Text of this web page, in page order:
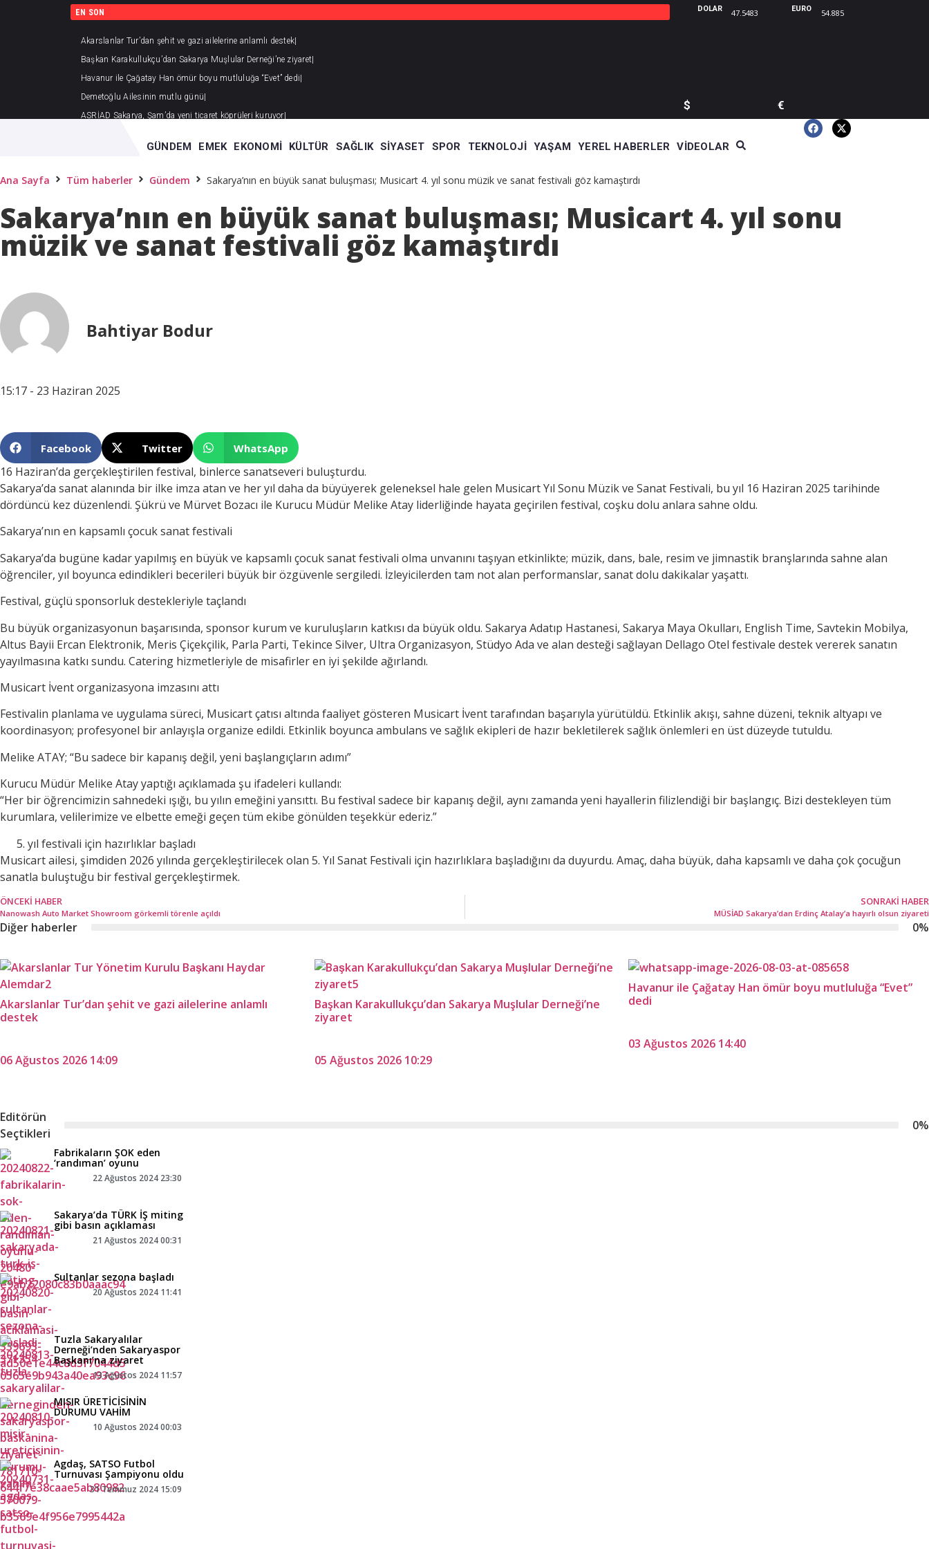
EN SON
Akarslanlar Tur’dan şehit ve gazi ailelerine anlamlı destek
Başkan Karakullukçu’dan Sakarya Muşlular Derneği’ne ziyaret
Havanur ile Çağatay Han ömür boyu mutluluğa “Evet” dedi
Demetoğlu Ailesinin mutlu günü
ASRİAD Sakarya, Şam’da yeni ticaret köprüleri kuruyor
$
DOLAR 47.5483
€
EURO 54.885
GÜNDEM EMEK EKONOMI KÜLTÜR SAĞLIK SIYASET SPOR TEKNOLOJI YAŞAM YEREL HABERLER VIDEOLAR
Ana Sayfa Tüm haberler Gündem Sakarya’nın en büyük sanat buluşması; Musicart 4. yıl sonu müzik ve sanat festivali göz kamaştırdı
Sakarya’nın en büyük sanat buluşması; Musicart 4. yıl sonu
müzik ve sanat festivali göz kamaştırdı
Bahtiyar Bodur
15:17 - 23 Haziran 2025
Facebook Twitter WhatsApp
16 Haziran’da gerçekleştirilen festival, binlerce sanatseveri buluşturdu.
Sakarya’da sanat alanında bir ilke imza atan ve her yıl daha da büyüyerek geleneksel hale gelen Musicart Yıl Sonu Müzik ve Sanat Festivali, bu yıl 16 Haziran 2025 tarihinde
dördüncü kez düzenlendi. Şükrü ve Mürvet Bozacı ile Kurucu Müdür Melike Atay liderliğinde hayata geçirilen festival, coşku dolu anlara sahne oldu.
Sakarya’nın en kapsamlı çocuk sanat festivali
Sakarya’da bugüne kadar yapılmış en büyük ve kapsamlı çocuk sanat festivali olma unvanını taşıyan etkinlikte; müzik, dans, bale, resim ve jimnastik branşlarında sahne alan
öğrenciler, yıl boyunca edindikleri becerileri büyük bir özgüvenle sergiledi. İzleyicilerden tam not alan performanslar, sanat dolu dakikalar yaşattı.
Festival, güçlü sponsorluk destekleriyle taçlandı
Bu büyük organizasyonun başarısında, sponsor kurum ve kuruluşların katkısı da büyük oldu. Sakarya Adatıp Hastanesi, Sakarya Maya Okulları, English Time, Savtekin Mobilya,
Altus Bayii Ercan Elektronik, Meris Çiçekçilik, Parla Parti, Tekince Silver, Ultra Organizasyon, Stüdyo Ada ve alan desteği sağlayan Dellago Otel festivale destek vererek sanatın
yayılmasına katkı sundu. Catering hizmetleriyle de misafirler en iyi şekilde ağırlandı.
Musicart İvent organizasyona imzasını attı
Festivalin planlama ve uygulama süreci, Musicart çatısı altında faaliyet gösteren Musicart İvent tarafından başarıyla yürütüldü. Etkinlik akışı, sahne düzeni, teknik altyapı ve
koordinasyon; profesyonel bir anlayışla organize edildi. Etkinlik boyunca ambulans ve sağlık ekipleri de hazır bekletilerek sağlık önlemleri en üst düzeyde tutuldu.
Melike ATAY; “Bu sadece bir kapanış değil, yeni başlangıçların adımı”
Kurucu Müdür Melike Atay yaptığı açıklamada şu ifadeleri kullandı:
“Her bir öğrencimizin sahnedeki ışığı, bu yılın emeğini yansıttı. Bu festival sadece bir kapanış değil, aynı zamanda yeni hayallerin filizlendiği bir başlangıç. Bizi destekleyen tüm
kurumlara, velilerimize ve elbette emeği geçen tüm ekibe gönülden teşekkür ederiz.”
yıl festivali için hazırlıklar başladı
Musicart ailesi, şimdiden 2026 yılında gerçekleştirilecek olan 5. Yıl Sanat Festivali için hazırlıklara başladığını da duyurdu. Amaç, daha büyük, daha kapsamlı ve daha çok çocuğun
sanatla buluştuğu bir festival gerçekleştirmek.
ÖNCEKI HABER
Nanowash Auto Market Showroom görkemli törenle açıldı
SONRAKI HABER
MÜSİAD Sakarya’dan Erdinç Atalay’a hayırlı olsun ziyareti
Diğer haberler 0%
Akarslanlar Tur’dan şehit ve gazi ailelerine anlamlı
destek
06 Ağustos 2026 14:09
Başkan Karakullukçu’dan Sakarya Muşlular Derneği’ne
ziyaret
05 Ağustos 2026 10:29
Havanur ile Çağatay Han ömür boyu mutluluğa “Evet”
dedi
03 Ağustos 2026 14:40
Editörün
Seçtikleri
0%
Fabrikaların ŞOK eden
‘randıman’ oyunu
22 Ağustos 2024 23:30
Sakarya’da TÜRK İŞ miting
gibi basın açıklaması
21 Ağustos 2024 00:31
Sultanlar sezona başladı
20 Ağustos 2024 11:41
Tuzla Sakaryalılar
Derneği’nden Sakaryaspor
Başkanı’na ziyaret
13 Ağustos 2024 11:57
MISIR ÜRETİCİSİNİN
DURUMU VAHİM
10 Ağustos 2024 00:03
Agdaş, SATSO Futbol
Turnuvası Şampiyonu oldu
31 Temmuz 2024 15:09